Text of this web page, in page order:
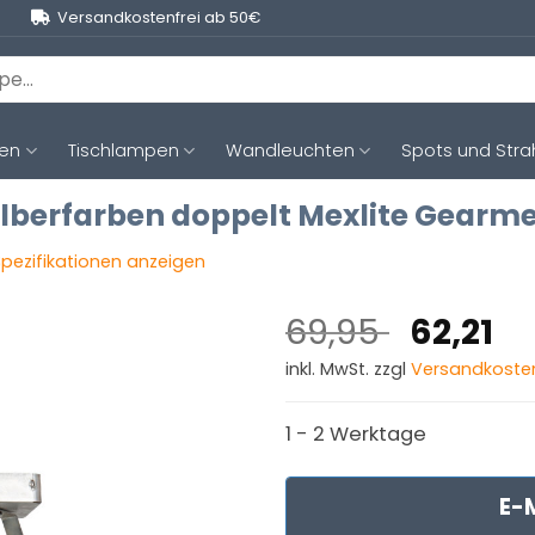
Versandkostenfrei ab 50€
Tischlampen Wandleuchten Spots und
doppelt Mexlite
anzeigen
69,95
Preis
69,95 €
62,21
inkl. MwSt. zzgl
1 - 2 Werktage
E-